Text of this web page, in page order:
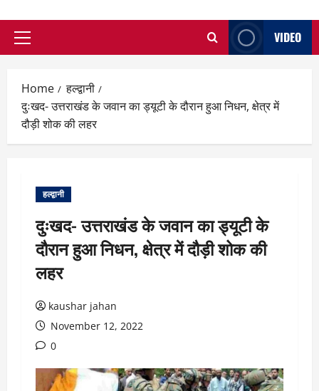
Primary
VIDEO
Home
हल्द्वानी
दुःखद- उत्तराखंड के जवान का ड्यूटी के दौरान हुआ निधन, क्षेत्र में
दौड़ी शोक की लहर
हल्द्वानी
दुःखद- उत्तराखंड के जवान का ड्यूटी के
दौरान हुआ निधन, क्षेत्र में दौड़ी शोक की
लहर
kaushar jahan
November 12, 2022
0